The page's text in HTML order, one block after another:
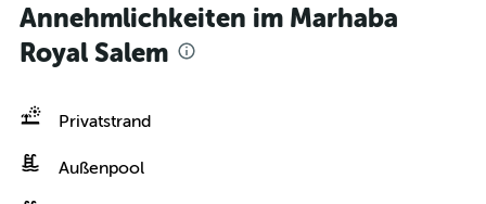
Annehmlichkeiten im Marhaba
Royal Salem
Privatstrand
Außenpool